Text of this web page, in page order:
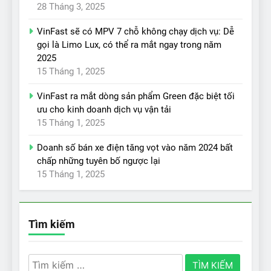
28 Tháng 3, 2025
VinFast sẽ có MPV 7 chỗ không chạy dịch vụ: Dễ
gọi là Limo Lux, có thể ra mắt ngay trong năm
2025
15 Tháng 1, 2025
VinFast ra mắt dòng sản phẩm Green đặc biệt tối
ưu cho kinh doanh dịch vụ vận tải
15 Tháng 1, 2025
Doanh số bán xe điện tăng vọt vào năm 2024 bất
chấp những tuyên bố ngược lại
15 Tháng 1, 2025
Tìm kiếm
Tìm